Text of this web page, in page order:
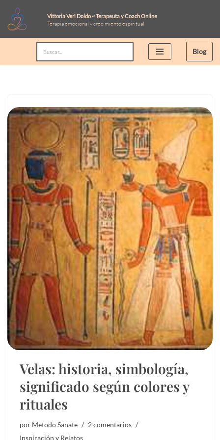
Saltar
al
Vittoria Verì Doldo ~ Terapeuta y Coach Online
Terapia emocional y crecimiento espiritual
Blog
Velas: historia, simbología,
significado según colores y
rituales
por Metodo Sanate
2 comentarios
Inspiración y Relatos